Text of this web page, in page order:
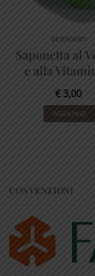
DETERGENTI
Saponetta al
e alla
€3,00
AGGIUNGI
CONVENZIONI